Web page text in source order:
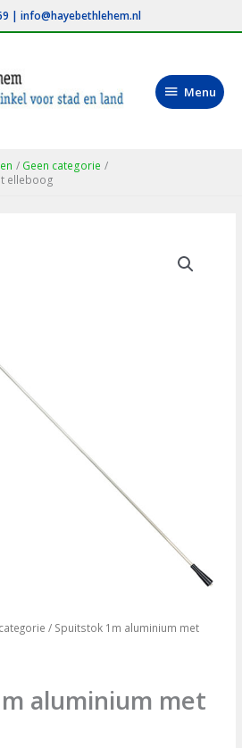
| info@hayebethlehem.nl
Menu
Menu
Geen categorie
elleboog
/ Spuitstok 1m aluminium met
aluminium met